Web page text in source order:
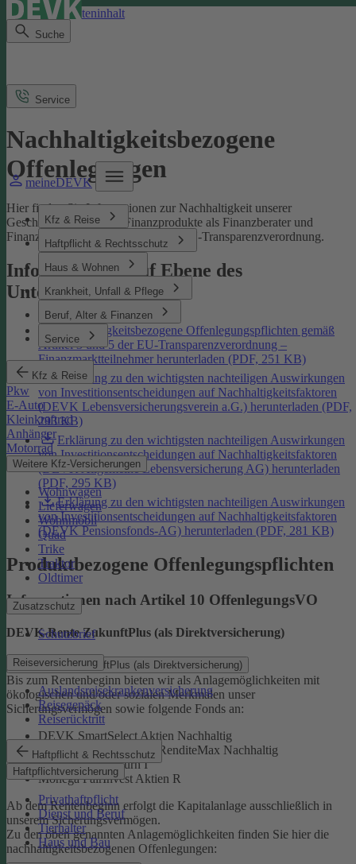
Direkt zum Seiteninhalt
Suche
meineDEVK
Kfz & Reise
Haftpflicht & Rechtsschutz
Haus & Wohnen
Krankheit, Unfall & Pflege
Beruf, Alter & Finanzen
Service
Kfz & Reise
Pkw
E-Auto
Kleinkraftrad
Anhänger
Motorrad
Weitere Kfz-Versicherungen
Wohnwagen
Lieferwagen
Wohnmobil
Quad
Trike
Traktor
Oldtimer
Zusatzschutz
Schutzbrief
Reiseversicherung
Auslandsreisekrankenversicherung
Reisegepäck
Reiserücktritt
Haftpflicht & Rechtsschutz
Haftpflichtversicherung
Privathaftpflicht
Dienst und Beruf
Tierhalter
Haus und Bau
Service
Nachhaltigkeitsbezogene
Offenlegungen
Hier finden Sie Informationen zur Nachhaltigkeit unserer
Geschäftsprozesse und Finanzprodukte als Finanzberater und
Finanzmarktteilnehmer gemäß der EU-Transparenzverordnung.
Informationen auf Ebene des
Unternehmens
Nachhaltigkeitsbezogene Offenlegungspflichten gemäß
Artikel 3 und 5 der EU-Transparenzverordnung –
Finanzmarktteilnehmer herunterladen (PDF, 251 KB)
Erklärung zu den wichtigsten nachteiligen Auswirkungen
von Investitionsentscheidungen auf Nachhaltigkeitsfaktoren
(DEVK Lebensversicherungsverein a.G.) herunterladen (PDF,
293 KB)
Erklärung zu den wichtigsten nachteiligen Auswirkungen
von Investitionsentscheidungen auf Nachhaltigkeitsfaktoren
(DEVK Allgemeine Lebensversicherung AG) herunterladen
(PDF, 295 KB)
Erklärung zu den wichtigsten nachteiligen Auswirkungen
von Investitionsentscheidungen auf Nachhaltigkeitsfaktoren
(DEVK Pensionsfonds-AG) herunterladen (PDF, 281 KB)
Produktbezogene Offenlegungspflichten
Informationen nach Artikel 10 OffenlegungsVO
DEVK-Rente ZukunftPlus (als Direktversicherung)
DEVK-Rente ZukunftPlus (als Direktversicherung)
Bis zum Rentenbeginn bieten wir als Anlagemöglichkeiten mit
ökologischen und/oder sozialen Merkmalen unser
Sicherungsvermögen sowie folgende Fonds an:
DEVK SmartSelect Aktien Nachhaltig
DEVK-Anlagekonzept RenditeMax Nachhaltig
Lupus Alpha Return I
Monega FairInvest Aktien R
Ab dem Rentenbeginn erfolgt die Kapitalanlage ausschließlich in
unserem Sicherungsvermögen.
Zu den oben genannten Anlagemöglichkeiten finden Sie hier die
nachhaltigkeitsbezogenen Offenlegungen: